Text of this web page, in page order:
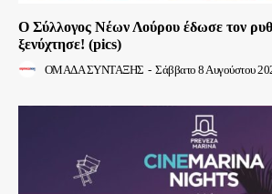
Ο Σύλλογος Νέων Λούρου έδωσε τον
ξενύχτησε! (pics)
ΟΜΑΔΑ ΣΥΝΤΑΞΗΣ - Σάββατο 8 Αυγούστου